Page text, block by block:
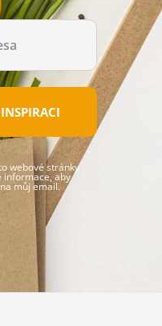
webové stránky
informace, aby
můj email.